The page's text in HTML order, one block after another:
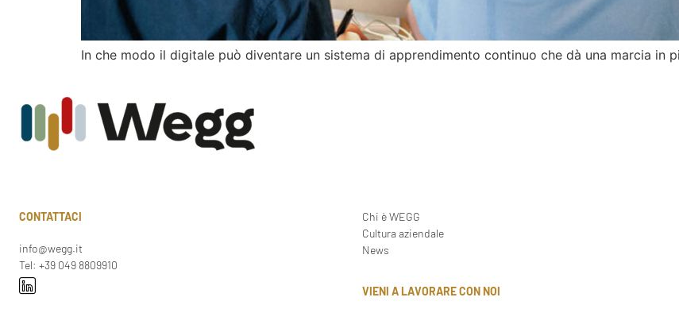
In che modo il digitale può diventare un sistema di apprendimento continuo che dà una marcia in
CONTATTACI
info@wegg.it
Tel: +39 049 8809910
Chi è WEGG
Cultura aziendale
News
VIENI A LAVORARE CON NOI